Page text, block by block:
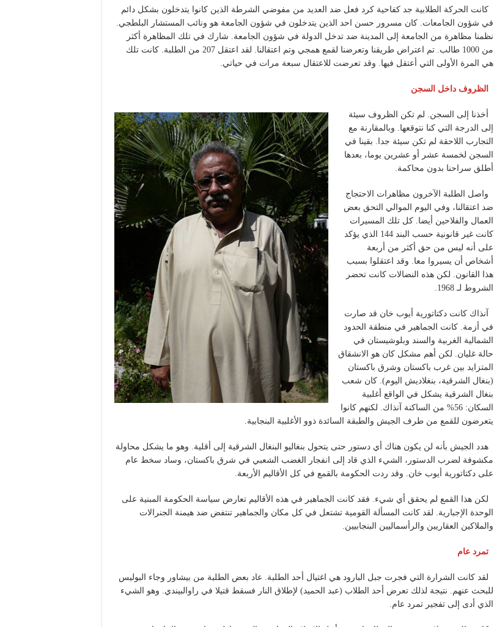
كانت الحركة الطلابية جد كفاحية كرد فعل ضد العديد من مفوضي الشرطة الذين كانوا يتدخلون بشكل دائم
في شؤون الجامعات. كان مسرور حسن احد الذين يتدخلون في شؤون الجامعة هو ونائب المستشار البلطجي.
نظمنا مظاهرة من الجامعة إلى المدينة ضد تدخل الدولة في شؤون الجامعة. شارك في تلك المظاهرة أكثر
من 1000 طالب. تم اعتراض طريقنا وتعرضنا لقمع همجي وتم اعتقالنا. لقد اعتقل 207 من الطلبة. كانت تلك
هي المرة الأولى التي أعتقل فيها. وقد تعرضت للاعتقال سبعة مرات في حياتي.
الظروف داخل السجن
أخذنا إلى السجن. لم تكن الظروف سيئة
إلى الدرجة التي كنا نتوقعها. وبالمقارنة مع
التجارب اللاحقة لم تكن سيئة جدا. بقينا في
السجن لخمسة عشر أو عشرين يوما، بعدها
أطلق سراحنا بدون محاكمة.
واصل الطلبة الآخرون مظاهرات الاحتجاج
ضد اعتقالنا، وفي اليوم الموالي التحق بعض
العمال والفلاحين أيضا. كل تلك المسيرات
كانت غير قانونية حسب البند 144 الذي يؤكد
على أنه ليس من حق أكثر من أربعة
أشخاص أن يسيروا معا. وقد اعتقلوا بسبب
هذا القانون. لكن هذه النضالات كانت تحضر
الشروط لـ 1968.
آنذاك كانت دكتاتورية أيوب خان قد صارت
في أزمة. كانت الجماهير في منطقة الحدود
الشمالية الغربية والسند وبلوشيستان في
حالة غليان. لكن أهم مشكل كان هو الانشقاق
المتزايد بين غرب باكستان وشرق باكستان
(بنغال الشرقية، بنغلاديش اليوم). كان شعب
بنغال الشرقية يشكل في الواقع أغلبية
السكان: 56% من الساكنة آنذاك. لكنهم كانوا
يتعرضون للقمع من طرف الجيش والطبقة السائدة ذوو الأغلبية البنجابية.
هدد الجيش بأنه لن يكون هناك أي دستور حتى يتحول بنغاليو البنغال الشرقية إلى أقلية. وهو ما يشكل محاولة
مكشوفة لضرب الدستور، الشيء الذي قاد إلى انفجار الغضب الشعبي في شرق باكستان، وساد سخط عام
على دكتاتورية أيوب خان. وقد ردت الحكومة بالقمع في كل الأقاليم الأربعة.
لكن هذا القمع لم يحقق أي شيء. فقد كانت الجماهير في هذه الأقاليم تعارض سياسة الحكومة المبنية على
الوحدة الإجبارية. لقد كانت المسألة القومية تشتعل في كل مكان والجماهير تنتفض ضد هيمنة الجنرالات
والملاكين العقاريين والرأسماليين البنجابيين.
تمرد عام
لقد كانت الشرارة التي فجرت جبل البارود هي اغتيال أحد الطلبة. عاد بعض الطلبة من بيشاور وجاء البوليس
للبحث عنهم. نتيجة لذلك تعرض أحد الطلاب (عبد الحميد) لإطلاق النار فسقط قتيلا في راوالبيندي. وهو الشيء
الذي أدى إلى تفجير تمرد عام.